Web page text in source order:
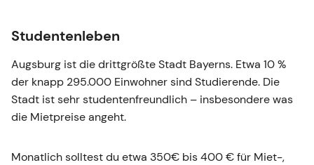
Studentenleben
Augsburg ist die drittgrößte Stadt Bayerns. Etwa 10 %
der knapp 295.000 Einwohner sind Studierende. Die
Stadt ist sehr studentenfreundlich – insbesondere was
die Mietpreise angeht.
Monatlich solltest du etwa 350€ bis 400 € für Miet-,